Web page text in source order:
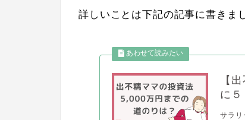
詳しいことは下記の記事に書きま
【
に５
サラリ